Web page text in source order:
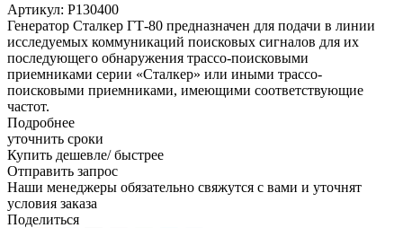
Артикул: Р130400
Генератор Сталкер ГТ-80 предназначен для подачи в линии
исследуемых коммуникаций поисковых сигналов для их
последующего обнаружения трассо-поисковыми
приемниками серии «Сталкер» или иными трассо-
поисковыми приемниками, имеющими соответствующие
частот.
Подробнее
уточнить сроки
Купить дешевле/ быстрее
Отправить запрос
Наши менеджеры обязательно свяжутся с вами и уточнят
условия заказа
Поделиться